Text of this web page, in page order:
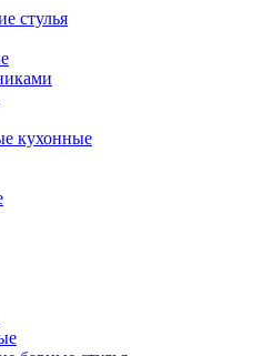
стулья
кухонные